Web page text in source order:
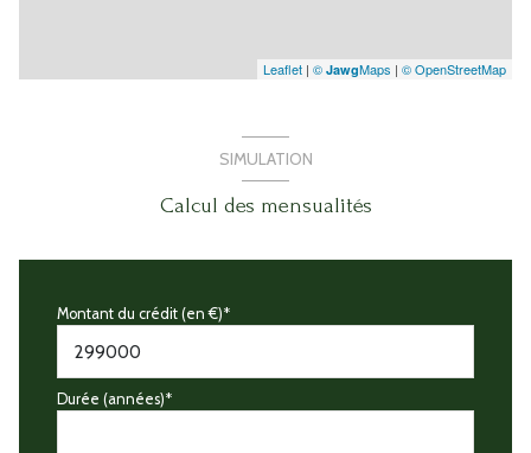
Leaflet | © JawgMaps | © OpenStreetMap
SIMULATION
Calcul des mensualités
Montant du crédit (en €)*
Durée (années)*